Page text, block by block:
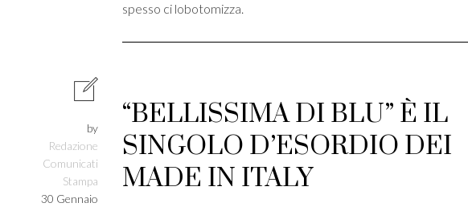
spesso ci lobotomizza.
by
Redazione
Comunicati
Stampa
30 Gennaio
“BELLISSIMA DI BLU” È IL
SINGOLO D’ESORDIO DEI
MADE IN ITALY